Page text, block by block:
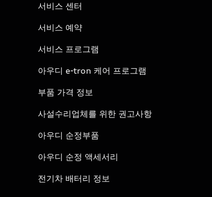
서비스 센터
서비스 예약
서비스 프로그램
아우디 e-tron 케어 프로그램
부품 가격 정보
사설수리업체를 위한 권고사항
아우디 순정부품
아우디 순정 액세서리
전기차 배터리 정보